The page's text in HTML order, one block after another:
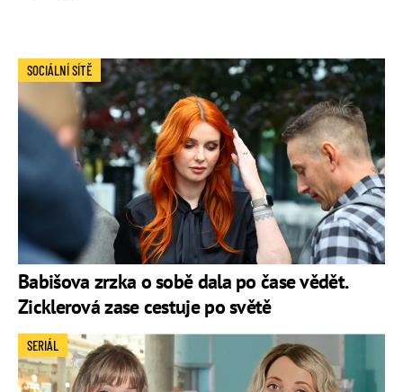
Babišova zrzka o sobě dala po čase vědět.
Zicklerová zase cestuje po světě
SOCIÁLNÍ SÍTĚ
SERIÁL